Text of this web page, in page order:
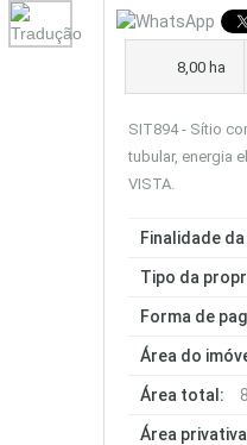
8,00 ha
SIT894 - Sítio
tubular, energia
VISTA.
Finalidade
Tipo da
Forma de
Área do
Área total:
Área